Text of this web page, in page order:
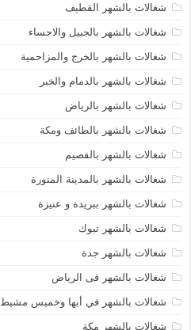
شغالات بالشهر القطيف
شغالات بالشهر بالجبيل والاحساء
شغالات بالشهر بالخرج والمزاحمية
شغالات بالشهر بالدمام والخبر
شغالات بالشهر بالرياض
شغالات بالشهر بالطائف ومكة
شغالات بالشهر بالقصيم
شغالات بالشهر بالمدينة المنورة
شغالات بالشهر ببريدة و عنيزة
شغالات بالشهر تبوك
شغالات بالشهر جدة
شغالات بالشهر فى الرياض
شغالات بالشهر في أبها وخميس مشيط
شغالات بالشهر مكة